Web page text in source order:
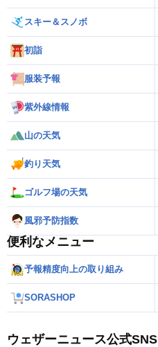
スキー＆スノボ
初詣
服装予報
紫外線情報
山の天気
釣り天気
ゴルフ場の天気
風邪予防指数
便利なメニュー
予報精度向上の取り組み
SORASHOP
ウェザーニュース公式SNS